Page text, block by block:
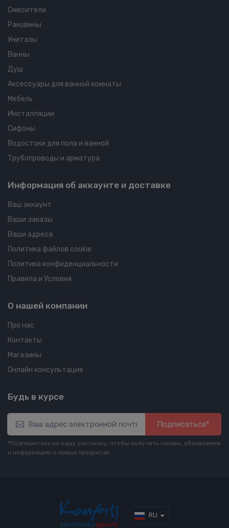
Смесители
Раковины
Унитазы
Ванны
Душ
Аксессуары для ванной комнаты
Мебель
Инсталляции
Сифоны
Водостоки для пола и ванной
Трубопроводы и арматура
Информация об аккаунте и доставке
Ваш аккаунт
Ваши заказы
Ваши адреса
Политика файлов cookie
Политика конфиденциальности
Правила и Условия
О нашей компании
Про нас
Контакты
Магазины
Онлайн консультация
Будь в курсе
Подписаться*
*Подпишитесь на нашу рассылку, чтобы получать скидки, обновления
и информацию о новых продуктах
RU